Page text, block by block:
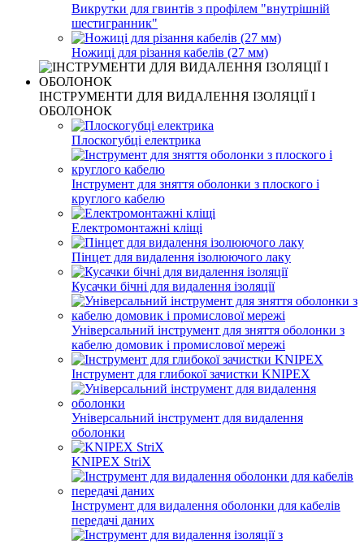
Викрутки для гвинтів з профілем "внутрішній
шестигранник"
Ножиці для різання кабелів (27 мм)
ІНСТРУМЕНТИ ДЛЯ ВИДАЛЕННЯ ІЗОЛЯЦІЇ І
ОБОЛОНОК
Плоскогубці електрика
Інструмент для зняття оболонки з плоского і
круглого кабелю
Електромонтажні кліщі
Пінцет для видалення ізолюючого лаку
Кусачки бічні для видалення ізоляції
Універсальний інструмент для зняття оболонки з
кабелю домовик і промислової мережі
Інструмент для глибокої зачистки KNIPEX
Універсальний інструмент для видалення
оболонки
KNIPEX StriX
Інструмент для видалення оболонки для кабелів
передачі даних